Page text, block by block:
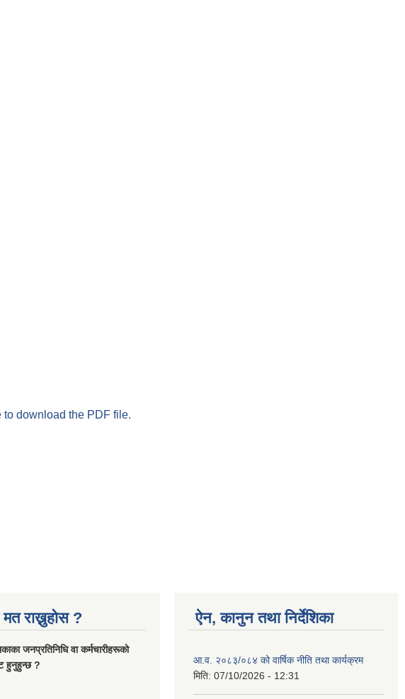
to download the PDF file.
राख्नुहोस ?
जनप्रतिनिधि वा कर्मचारीहरूकाे
हुनुहुन्छ ?
ऐन, कानुन तथा निर्देशिका
आ.व. २०८३/०८४ को वार्षिक नीति तथा कार्यक्रम
मिति: 07/10/2026 - 12:31